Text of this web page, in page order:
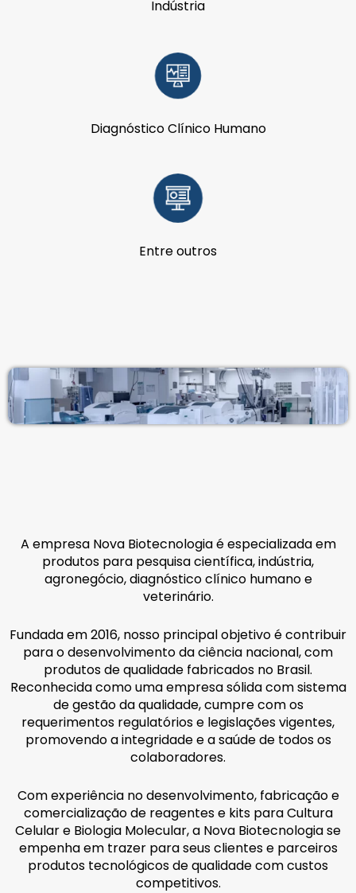
Indústria
Diagnóstico Clínico Humano
Entre outros
A empresa Nova Biotecnologia é especializada em
produtos para pesquisa científica, indústria,
agronegócio, diagnóstico clínico humano e
veterinário.
Fundada em 2016, nosso principal objetivo é contribuir
para o desenvolvimento da ciência nacional, com
produtos de qualidade fabricados no Brasil.
Reconhecida como uma empresa sólida com sistema
de gestão da qualidade, cumpre com os
requerimentos regulatórios e legislações vigentes,
promovendo a integridade e a saúde de todos os
colaboradores.
Com experiência no desenvolvimento, fabricação e
comercialização de reagentes e kits para Cultura
Celular e Biologia Molecular, a Nova Biotecnologia se
empenha em trazer para seus clientes e parceiros
produtos tecnológicos de qualidade com custos
competitivos.